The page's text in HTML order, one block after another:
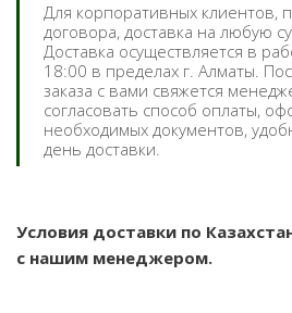
Для корпоративных клиентов,
договора, доставка на любую
Доставка осуществляется в
18:00 в пределах г. Алматы.
заказа с вами свяжется
согласовать способ оплаты,
необходимых документов,
день доставки.
Условия доставки по
с нашим менеджером.